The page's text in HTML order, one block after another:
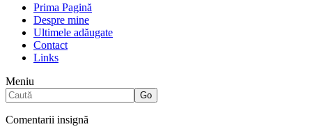
Prima Pagină
Despre mine
Ultimele adăugate
Contact
Links
Meniu
Comentarii insignă